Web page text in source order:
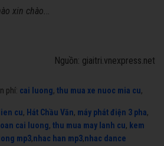
xin chào...
Nguồn: giaitri.vnexpress.net
phí: cai luong, thu mua xe nuoc mia cu,
cu, Hát Chầu Văn, máy phát điện 3 pha,
cai luong, thu mua may lanh cu, kem
mp3,nhac han mp3,nhac dance